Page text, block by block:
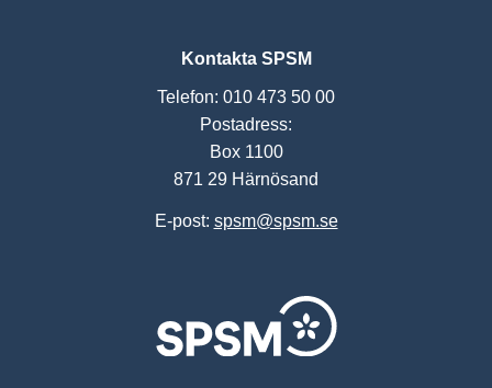
Kontakta SPSM
Telefon: 010 473 50 00
Postadress:
Box 1100
871 29 Härnösand
E-post: spsm@spsm.se